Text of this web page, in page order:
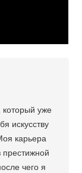
уже
искусству
карьера
престижной
чего я